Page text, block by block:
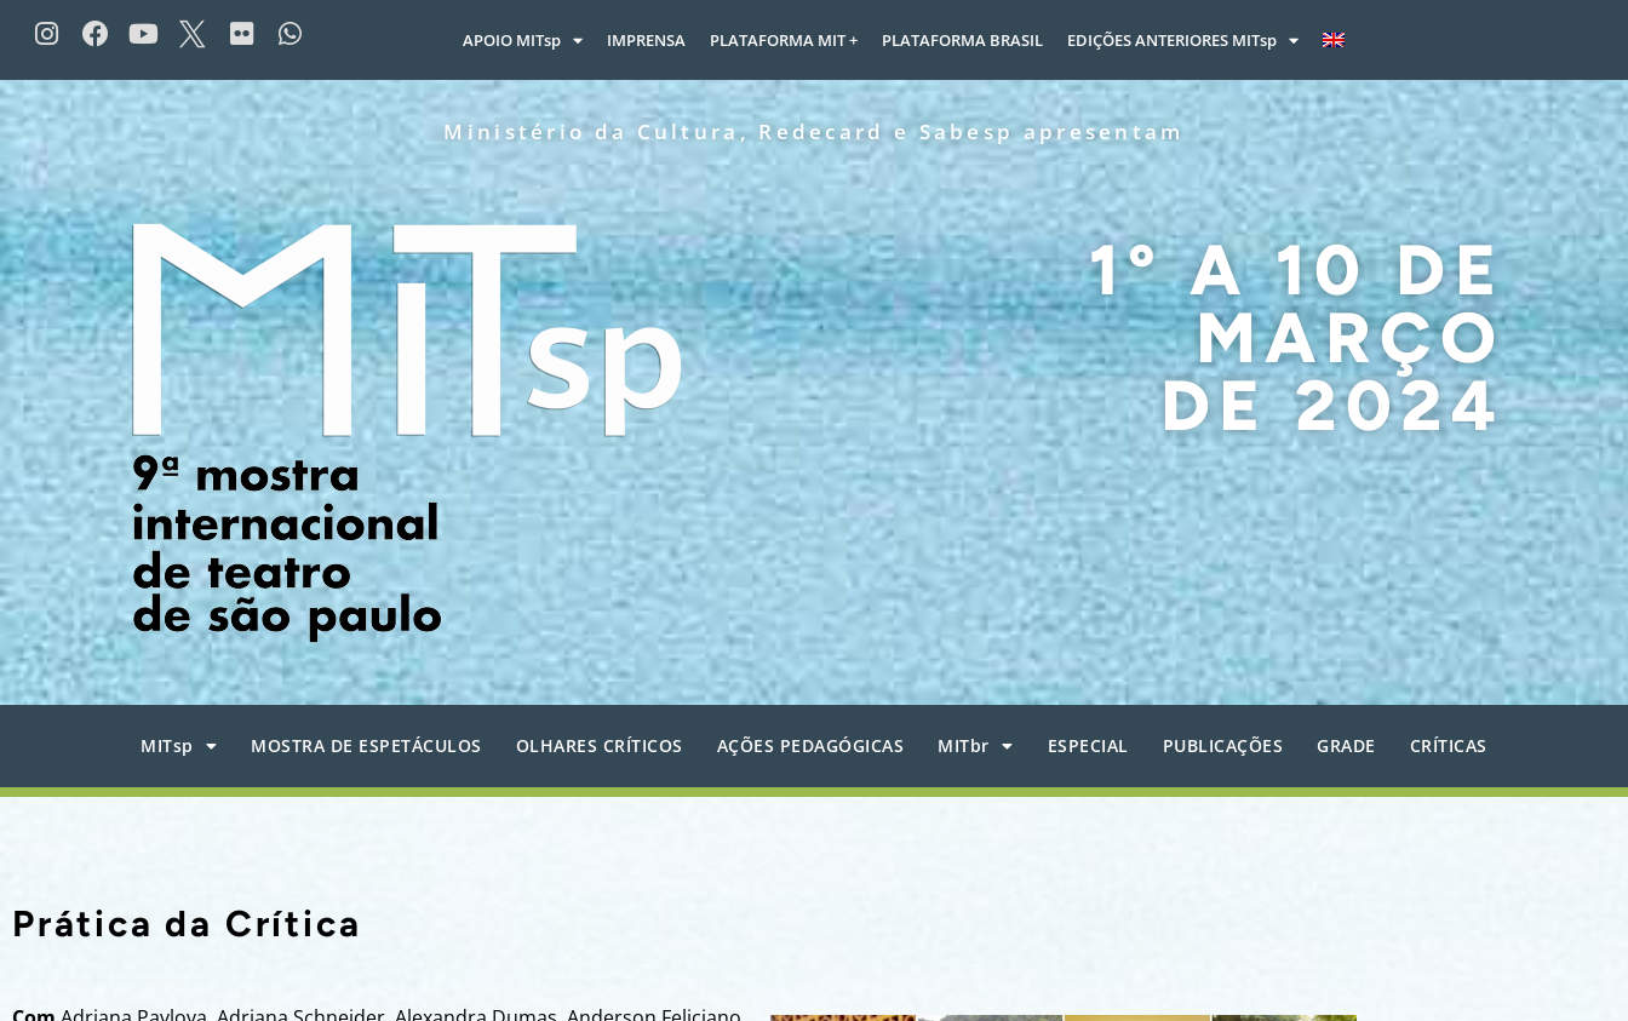
conteúdo
APOIO MITsp IMPRENSA PLATAFORMA MIT + PLATAFORMA BRASIL EDIÇÕES ANTERIORES MITsp
Ministério da Cultura, Redecard e Sabesp apresentam
1º A 10 DE
MARÇO
DE 2024
MITsp MOSTRA DE ESPETÁCULOS OLHARES CRÍTICOS AÇÕES PEDAGÓGICAS MITbr ESPECIAL PUBLICAÇÕES GRADE CRÍTICAS
Prática da Crítica